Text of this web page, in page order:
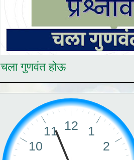
चला गुणवंत होऊ